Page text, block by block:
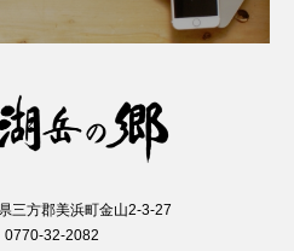
方郡美浜町金山2-3-27
0770-32-2082